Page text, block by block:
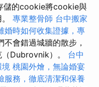
儲的cookie將cookie與
專業整骨師 台中搬家
婚時如何收集證據，專
會錯過城牆的散步，
Dubrovnik）。 台中
境 桃園外燴，無論婚宴
服務，徹底清潔和保養